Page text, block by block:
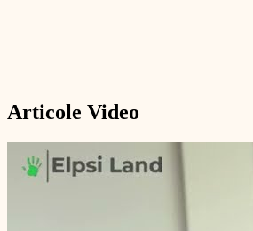
Articole Video